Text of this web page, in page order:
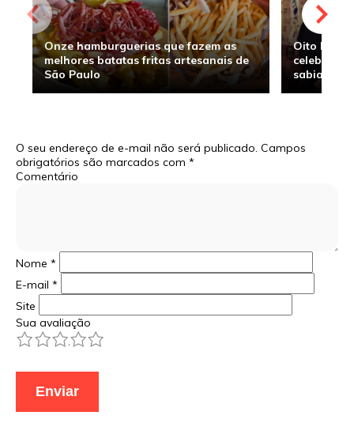
Onze hamburguerias que fazem as
melhores batatas fritas artesanais de
São Paulo
Oito
sabia
O seu endereço de e-mail não será publicado. Campos
obrigatórios são marcados com *
Comentário
Nome *
E-mail *
Site
Sua avaliação
5
4
3
2